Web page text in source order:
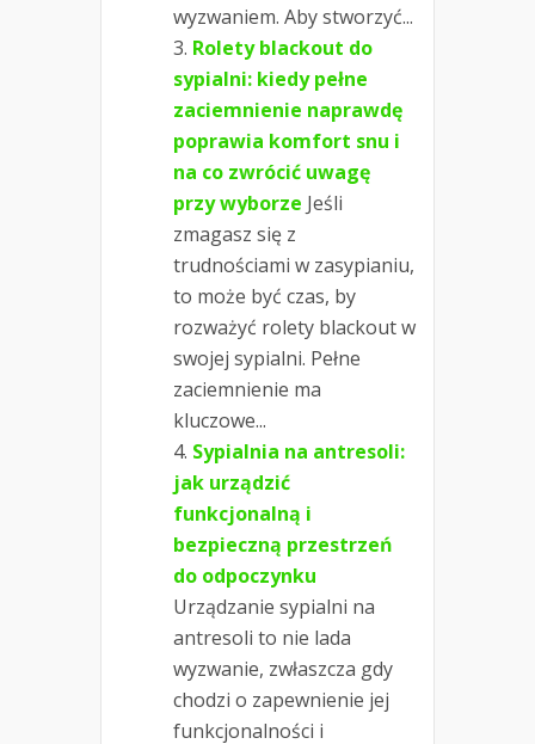
wyzwaniem. Aby stworzyć...
Rolety blackout do
sypialni: kiedy pełne
zaciemnienie naprawdę
poprawia komfort snu i
na co zwrócić uwagę
przy wyborze Jeśli
zmagasz się z
trudnościami w zasypianiu,
to może być czas, by
rozważyć rolety blackout w
swojej sypialni. Pełne
zaciemnienie ma
kluczowe...
Sypialnia na antresoli:
jak urządzić
funkcjonalną i
bezpieczną przestrzeń
do odpoczynku
Urządzanie sypialni na
antresoli to nie lada
wyzwanie, zwłaszcza gdy
chodzi o zapewnienie jej
funkcjonalności i